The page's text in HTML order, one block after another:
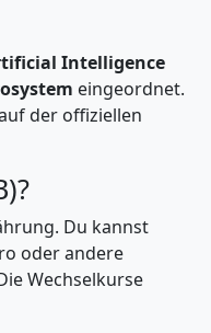
Intelligence
eingeordnet.
der offiziellen
Du kannst
oder andere
Wechselkurse